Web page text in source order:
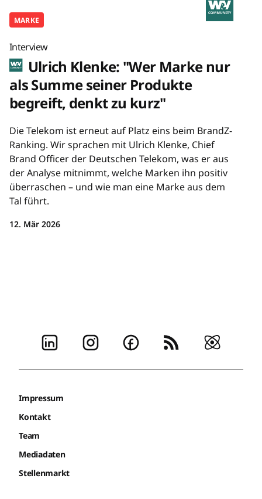
MARKE
Interview
Ulrich Klenke: "Wer Marke nur
als Summe seiner Produkte
begreift, denkt zu kurz"
Die Telekom ist erneut auf Platz eins beim BrandZ-
Ranking. Wir sprachen mit Ulrich Klenke, Chief
Brand Officer der Deutschen Telekom, was er aus
der Analyse mitnimmt, welche Marken ihn positiv
überraschen – und wie man eine Marke aus dem
Tal führt.
12. Mär 2026
Impressum
Kontakt
Team
Mediadaten
Stellenmarkt